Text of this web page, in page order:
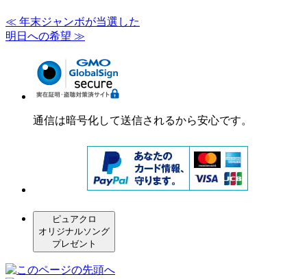
≪ 年末ジャンボが当選した
明日への希望 ≫
通信は暗号化して送信されるから安心です。
ピュアクロ
オリジナルソング
プレゼント